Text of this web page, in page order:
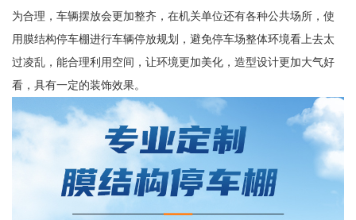
为合理，车辆摆放会更加整齐，在机关单位还有各种公共场所，使
用膜结构停车棚进行车辆停放规划，避免停车场整体环境看上去太
过凌乱，能合理利用空间，让环境更加美化，造型设计更加大气好
看，具有一定的装饰效果。